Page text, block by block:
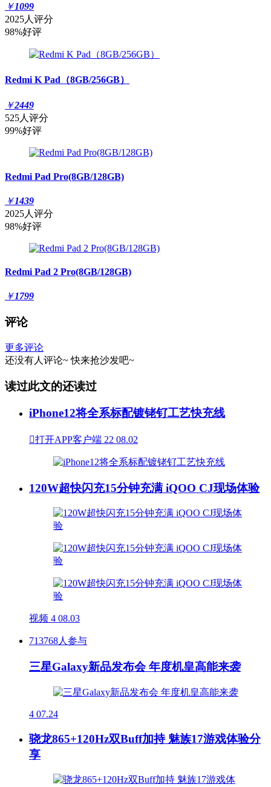
￥1099
2025人评分
98%好评
Redmi K Pad（8GB/256GB）
￥2449
525人评分
99%好评
Redmi Pad Pro(8GB/128GB)
￥1439
2025人评分
98%好评
Redmi Pad 2 Pro(8GB/128GB)
￥1799
评论
更多评论
还没有人评论~ 快来抢沙发吧~
读过此文的还读过
iPhone12将全系标配镀铑钌工艺快充线
打开APP客户端 22 08.02
120W超快闪充15分钟充满 iQOO CJ现场体验
视频 4 08.03
713768人参与
三星Galaxy新品发布会 年度机皇高能来袭
4 07.24
骁龙865+120Hz双Buff加持 魅族17游戏体验分
享